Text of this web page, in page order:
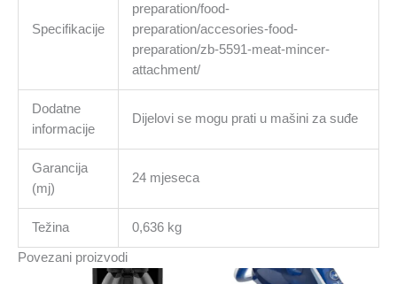
Specifikacije
preparation/food-
preparation/accesories-food-
preparation/zb-5591-meat-mincer-
attachment/
Dodatne
informacije
Dijelovi se mogu prati u mašini za suđe
Garancija
(mj)
24 mjeseca
Težina 0,636 kg
Povezani proizvodi